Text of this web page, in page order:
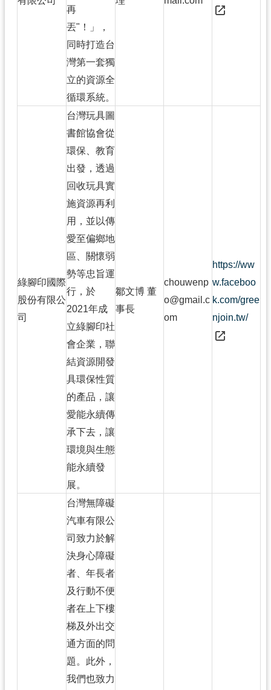
再
丟"！」，
同時打造台
灣第一套獨
立的資源全
循環系統。
綠腳印國際
股份有限公
司
台灣玩具圖
書館協會從
環保、教育
出發，透過
回收玩具實
施資源再利
用，並以傳
愛至偏鄉地
區、關懷弱
勢等忠旨運
行，於
2021年成
立綠腳印社
會企業，聯
結資源開發
具環保性質
的產品，讓
愛能永續傳
承下去，讓
環境與生態
能永續發
展。
鄒文博 董
事長
chouwenp
o@gmail.c
om
https://ww
w.faceboo
k.com/gree
njoin.tw/
台灣無障礙
汽車有限公
司致力於解
決身心障礙
者、年長者
及行動不便
者在上下樓
梯及外出交
通方面的問
題。此外，
我們也致力